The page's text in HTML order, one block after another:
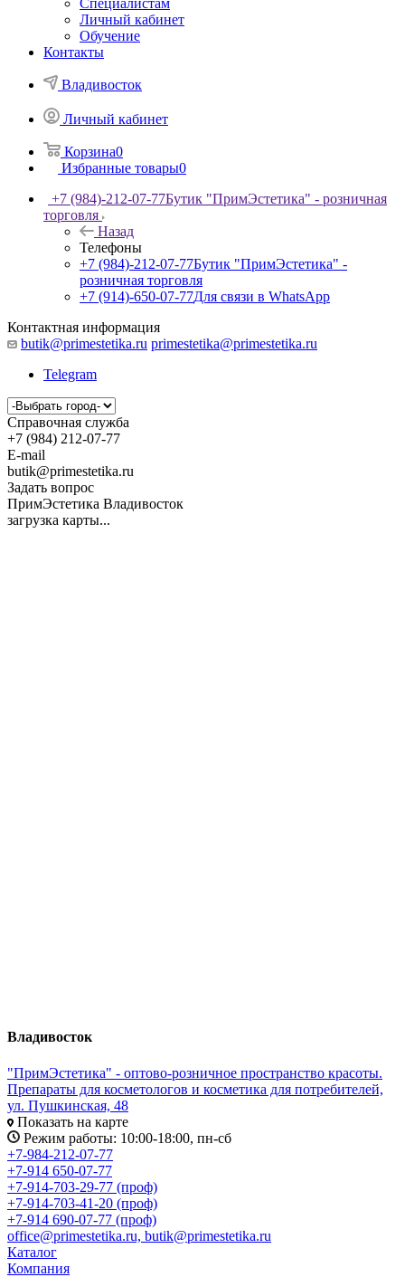
Специалистам
Личный кабинет
Обучение
Контакты
Владивосток
Личный кабинет
Корзина0
Избранные товары0
+7 (984)-212-07-77Бутик "ПримЭстетика" - розничная
торговля
Назад
Телефоны
+7 (984)-212-07-77Бутик "ПримЭстетика" -
розничная торговля
+7 (914)-650-07-77Для связи в WhatsApp
Контактная информация
butik@primestetika.ru primestetika@primestetika.ru
Telegram
Справочная служба
+7 (984) 212-07-77
E-mail
butik@primestetika.ru
Задать вопрос
ПримЭстетика Владивосток
загрузка карты...
Владивосток
"ПримЭстетика" - оптово-розничное пространство красоты.
Препараты для косметологов и косметика для потребителей,
ул. Пушкинская, 48
Показать на карте
Режим работы: 10:00-18:00, пн-сб
+7-984-212-07-77
+7-914 650-07-77
+7-914-703-29-77 (проф)
+7-914-703-41-20 (проф)
+7-914 690-07-77 (проф)
office@primestetika.ru, butik@primestetika.ru
Каталог
Компания